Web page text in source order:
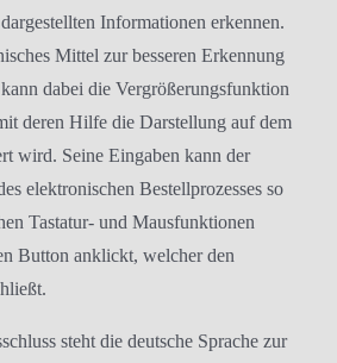
Informationen erkennen.
Mittel zur besseren Erkennung
dabei die Vergrößerungsfunktion
deren Hilfe die Darstellung auf dem
wird. Seine Eingaben kann der
elektronischen Bestellprozesses so
Tastatur- und Mausfunktionen
Button anklickt, welcher den
steht die deutsche Sprache zur